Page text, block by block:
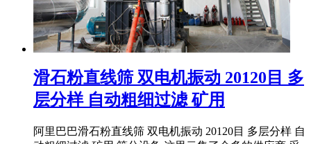
滑石粉直线筛 双电机振动 20120目 多
层分样 自动粗细过滤 矿用
阿里巴巴滑石粉直线筛 双电机振动 20120目 多层分样 自